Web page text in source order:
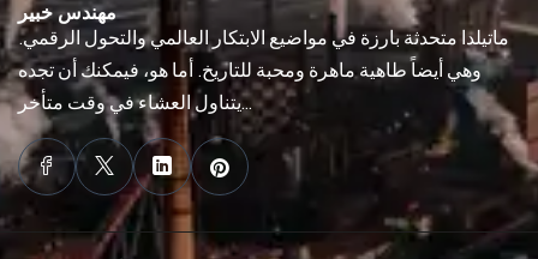
مهندس خبير
ماتيلدا متحدثة بارزة في مواضيع الابتكار العالمي والتحول الرقمي.
وهي أيضاً طاهية ماهرة ومحبة للتاريخ. أما هو، فيمكنك أن تجده
يتناول العشاء في وقت متأخر…